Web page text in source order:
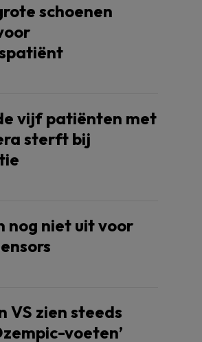
schoenen
vijf patiënten met
sterft bij
nog niet uit voor
VS zien steeds
voeten’